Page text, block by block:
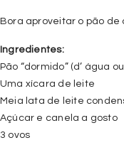
Bora aproveitar o pão de
Ingredientes:
Pão “dormido” (d’ água
Uma xícara de leite
Meia lata de leite
Açúcar e canela a gosto
3 ovos